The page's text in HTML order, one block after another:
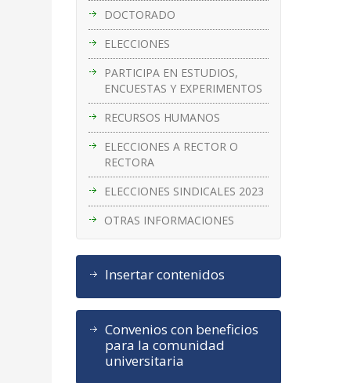
DOCTORADO
ELECCIONES
PARTICIPA EN ESTUDIOS,
ENCUESTAS Y EXPERIMENTOS
RECURSOS HUMANOS
ELECCIONES A RECTOR O
RECTORA
ELECCIONES SINDICALES 2023
OTRAS INFORMACIONES
Insertar contenidos
Convenios con beneficios
para la comunidad
universitaria